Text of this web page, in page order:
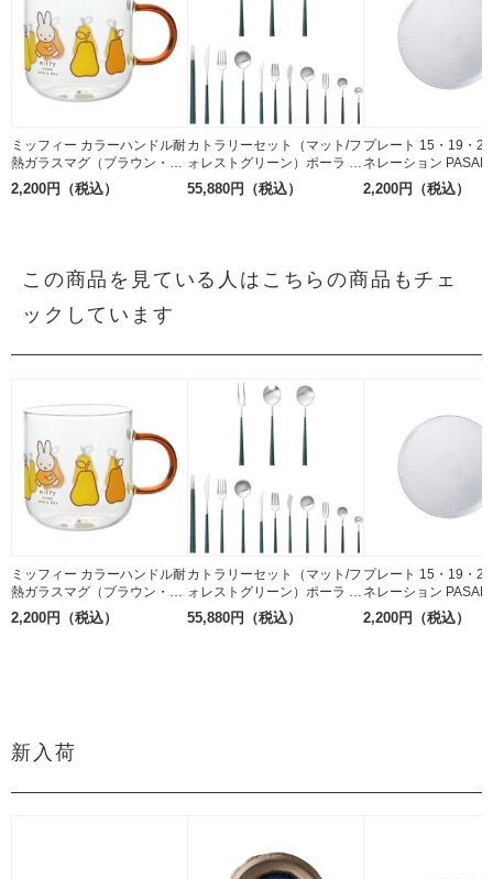
ミッフィー カラーハンドル耐
熱ガラスマグ（ブラウン・洋
ナシ）8cm（透明）金正陶器
2,200円（税込）
カトラリーセット（マット/フ
ォレストグリーン）ポーラ マ
ーブル Belo Inox 18-10ステ
ンレス
55,880円（税込）
プレート 15・19・
ネレーション
ソーダガラス
2,200円（税込）
この商品を見ている人はこちらの商品もチェ
ックしています
ミッフィー カラーハンドル耐
熱ガラスマグ（ブラウン・洋
ナシ）8cm（透明）金正陶器
2,200円（税込）
カトラリーセット（マット/フ
ォレストグリーン）ポーラ マ
ーブル Belo Inox 18-10ステ
ンレス
55,880円（税込）
プレート 15・19・
ネレーション
ソーダガラス
2,200円（税込）
新入荷